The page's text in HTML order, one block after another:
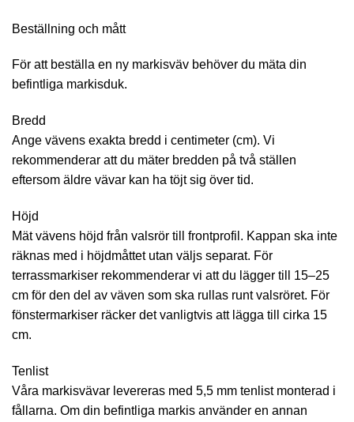
Beställning och mått
För att beställa en ny markisväv behöver du mäta din
befintliga markisduk.
Bredd
Ange vävens exakta bredd i centimeter (cm). Vi
rekommenderar att du mäter bredden på två ställen
eftersom äldre vävar kan ha töjt sig över tid.
Höjd
Mät vävens höjd från valsrör till frontprofil. Kappan ska inte
räknas med i höjdmåttet utan väljs separat. För
terrassmarkiser rekommenderar vi att du lägger till 15–25
cm för den del av väven som ska rullas runt valsröret. För
fönstermarkiser räcker det vanligtvis att lägga till cirka 15
cm.
Tenlist
Våra markisvävar levereras med 5,5 mm tenlist monterad i
fållarna. Om din befintliga markis använder en annan